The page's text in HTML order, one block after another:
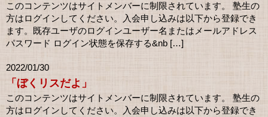
このコンテンツはサイトメンバーに制限されています。 塾生の
方はログインしてください。入会申し込みは以下から登録でき
ます。既存ユーザのログインユーザー名またはメールアドレス
パスワード ログイン状態を保存する&nb […]
2022/01/30
「ぼくリスだよ」
このコンテンツはサイトメンバーに制限されています。 塾生の
方はログインしてください。入会申し込みは以下から登録でき